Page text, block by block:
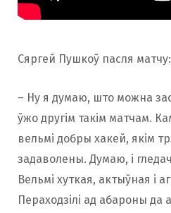
Сяргей Пушкоў пасля матчу:
– Ну я думаю, што можна
ўжо другім такім матчам.
вельмі добры хакей, якім
задаволены. Думаю, і
Вельмі хуткая, актыўная і
Пераходзілі ад абароны да